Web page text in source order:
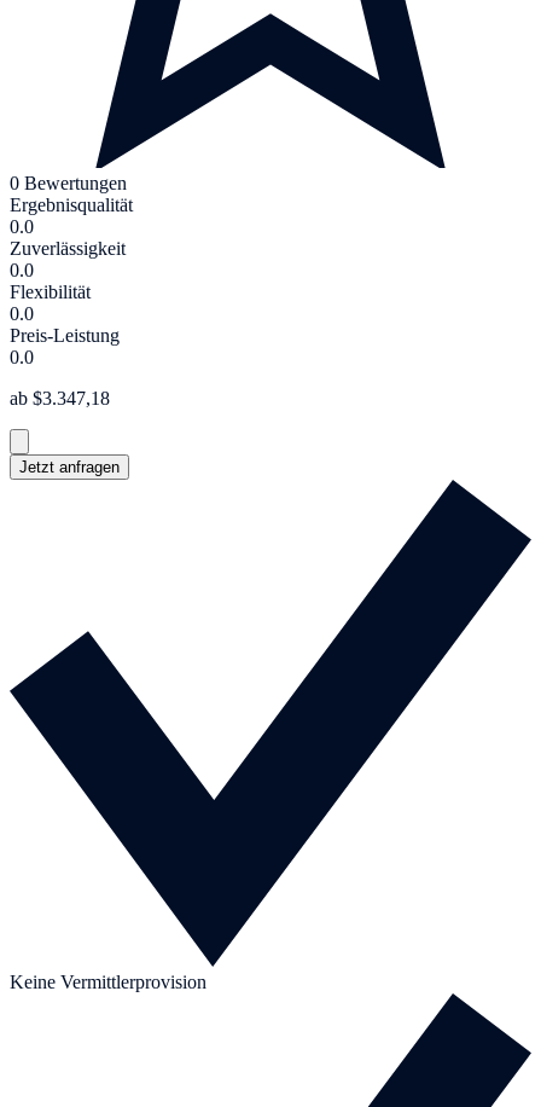
0 Bewertungen
Ergebnisqualität
0.0
Zuverlässigkeit
0.0
Flexibilität
0.0
Preis-Leistung
0.0
ab $3.347,18
Jetzt anfragen
Keine Vermittlerprovision